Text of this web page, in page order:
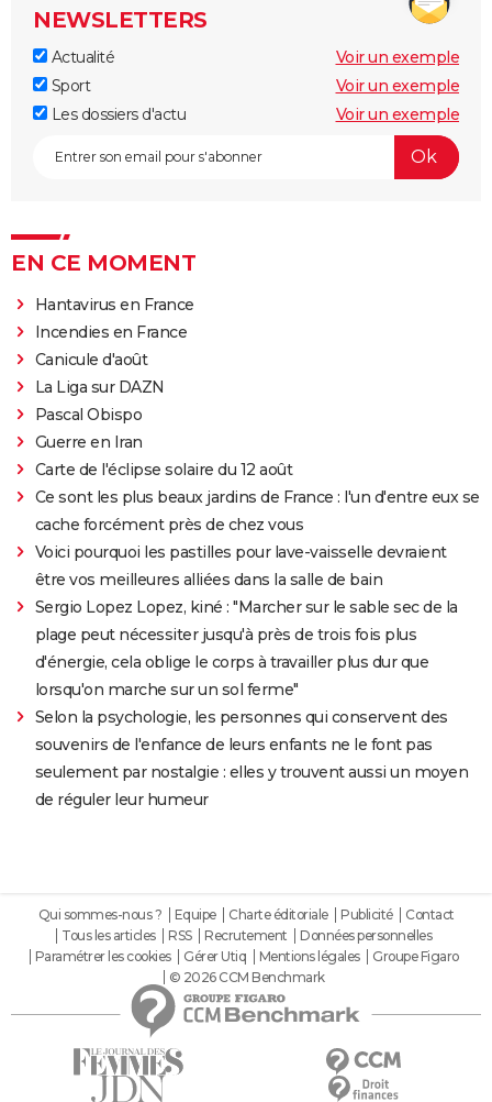
NEWSLETTERS
Actualité
Voir un exemple
Sport
Voir un exemple
Les dossiers d'actu
Voir un exemple
EN CE MOMENT
Hantavirus en France
Incendies en France
Canicule d'août
La Liga sur DAZN
Pascal Obispo
Guerre en Iran
Carte de l'éclipse solaire du 12 août
Ce sont les plus beaux jardins de France : l'un d'entre eux se
cache forcément près de chez vous
Voici pourquoi les pastilles pour lave-vaisselle devraient
être vos meilleures alliées dans la salle de bain
Sergio Lopez Lopez, kiné : "Marcher sur le sable sec de la
plage peut nécessiter jusqu'à près de trois fois plus
d'énergie, cela oblige le corps à travailler plus dur que
lorsqu'on marche sur un sol ferme"
Selon la psychologie, les personnes qui conservent des
souvenirs de l'enfance de leurs enfants ne le font pas
seulement par nostalgie : elles y trouvent aussi un moyen
de réguler leur humeur
Qui sommes-nous ? Equipe Charte éditoriale Publicité
Contact
Tous les articles
RSS Recrutement
Données personnelles
Paramétrer les cookies
Gérer Utiq Mentions légales
Groupe Figaro
© 2026 CCM Benchmark